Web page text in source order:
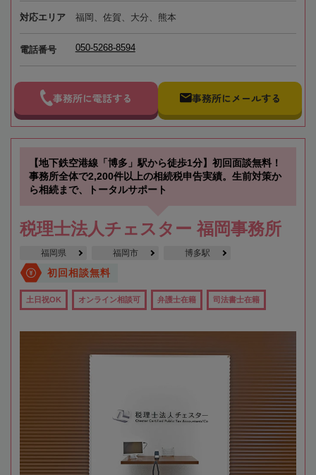
対応エリア 福岡、佐賀、大分、熊本
電話番号 050-5268-8594
事務所に電話する 事務所にメールする
【地下鉄空港線「博多」駅から徒歩1分】初回面談無料！
事務所全体で2,200件以上の相続税申告実績。生前対策か
ら相続まで、トータルサポート
税理士法人チェスター 福岡事務所
福岡県 福岡市 博多駅
初回相談無料
土日祝OK オンライン相談可 弁護士在籍 司法書士在籍